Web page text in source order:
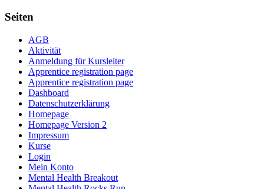
Seiten
AGB
Aktivität
Anmeldung für Kursleiter
Apprentice registration page
Apprentice registration page
Dashboard
Datenschutzerklärung
Homepage
Homepage Version 2
Impressum
Kurse
Login
Mein Konto
Mental Health Breakout